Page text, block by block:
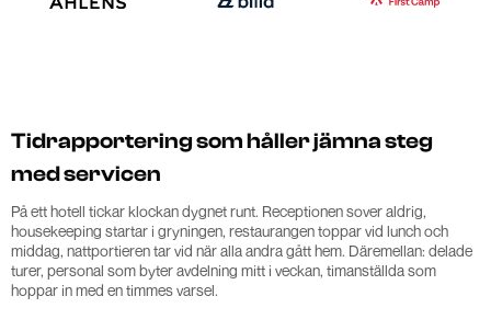
Tidrapportering som håller jämna steg
med servicen
På ett hotell tickar klockan dygnet runt. Receptionen sover aldrig,
housekeeping startar i gryningen, restaurangen toppar vid lunch och
middag, nattportieren tar vid när alla andra gått hem. Däremellan: delade
turer, personal som byter avdelning mitt i veckan, timanställda som
hoppar in med en timmes varsel.